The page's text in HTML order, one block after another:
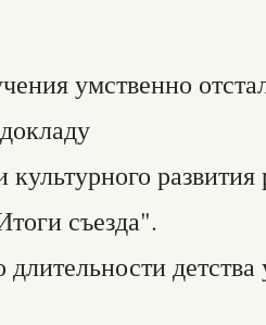
умственно
развития
съезда".
детства